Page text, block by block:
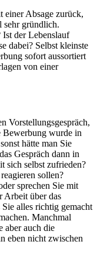
einer Absage zurück,
sehr gründlich.
der Lebenslauf
dabei? Selbst kleinste
sofort aussortiert
von einer
Vorstellungsgespräch,
Bewerbung wurde in
hätte man Sie
Gespräch dann in
sich selbst zufrieden?
sollen?
sprechen Sie mit
Arbeit über das
alles richtig gemacht
Manchmal
aber auch die
eben nicht zwischen